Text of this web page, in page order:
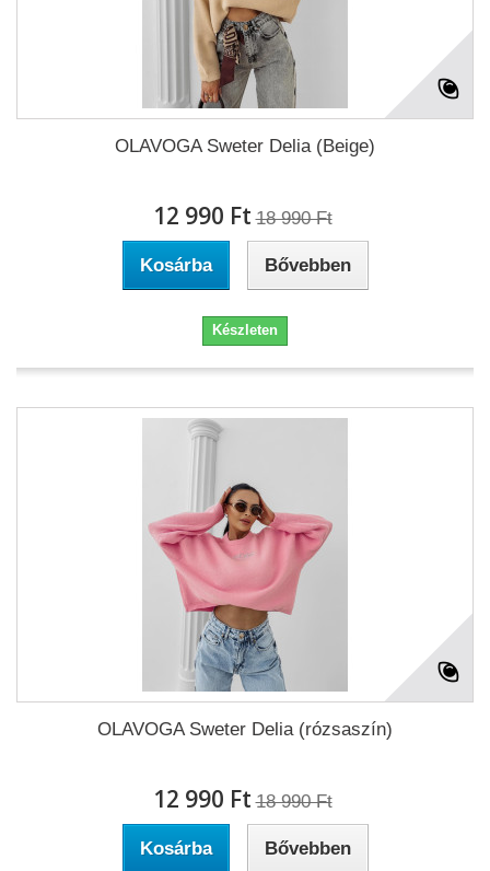
OLAVOGA Sweter Delia (Beige)
12 990 Ft‎ 18 990 Ft‎
Kosárba Bővebben
Készleten
OLAVOGA Sweter Delia (rózsaszín)
12 990 Ft‎ 18 990 Ft‎
Kosárba Bővebben